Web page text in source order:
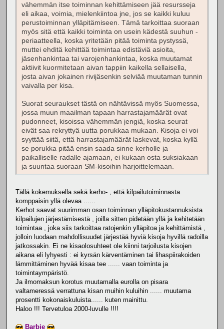
vähemmän itse toiminnan kehittämiseen jää resursseja
eli aikaa, voimia, mielenkiintoa jne, jos se kaikki kuluu
perustoiminnan ylläpitämiseen. Tämä tarkoittaa suoraan
myös sitä että kaikki toiminta on usein kädestä suuhun -
periaatteella, koska yritetään pitää toiminta pystyssä,
muttei ehditä kehittää toimintaa edistäviä asioita,
jäsenhankintaa tai varojenhankintaa, koska muutamat
aktiivit kuormitetaan aivan tappiin kaikella sellaisella,
josta aivan jokainen rivijäsenkin selviää muutaman tunnin
vaivalla per kisa.
Suorat seuraukset tästä on nähtävissä myös Suomessa,
jossa muun maailman tapaan harrastajamäärät ovat
pudonneet, kisoissa vähemmän jengiä, koska seurat
eivät saa rekryttyä uutta porukkaa mukaan. Kisoja ei voi
syyttää siitä, että harrastajamäärät laskevat, koska kyllä
se porukka pitää ensin saada sinne kerholle ja
paikalliselle radalle ajamaan, ei kukaan osta suksiakaan
ja suuntaa suoraan SM-kisoihin harjoittelemaan.
Tällä kokemuksella sekä kerho- , että kilpailutoiminnasta
komppaisin yllä olevaa ......
Kerhot saavat suurimman osan toiminnan ylläpitokustannuksista
kilpailujen järjestämisestä , joilla sitten pidetään yllä ja kehitetään
toimintaa , joka siis tarkoittaa ratojenkin ylläpitoa ja kehittämistä ,
jolloin luodaan mahdollisuudet järjestää hyviä kisoja hyvillä radoilla
jatkossakin. Ei ne kisaolosuhteet ole kiinni tarjoilusta kisojen
aikana eli lyhyesti : ei kyrsän kärventäminen tai lihaspiirakoiden
lämmittäminen hyvää kisaa tee ...... vaan toiminta ja
toimintaympäristö.
Ja ilmomaksun korotus muutamalla eurolla on pisara
valtameressä verrattuna kisan muihin kuluihin ...... muutama
prosentti kokonaiskuluista...... kuten mainittu.
Haloo !!! Tervetuloa 2000-luvulle !!!!
Barbie